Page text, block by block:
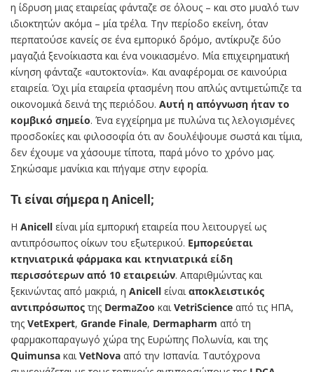
η ίδρυση μιας εταιρείας φάνταζε σε όλους – και στο μυαλό των
ιδιοκτητών ακόμα – μία τρέλα. Την περίοδο εκείνη, όταν
περπατούσε κανείς σε ένα εμπορικό δρόμο, αντίκρυζε δύο
μαγαζιά ξενοίκιαστα και ένα νοικιασμένο. Μία επιχειρηματική
κίνηση φάνταζε «αυτοκτονία». Και αναφέρομαι σε καινούρια
εταιρεία. Όχι μία εταιρεία φτασμένη που απλώς αντιμετώπιζε τα
οικονομικά δεινά της περιόδου. Αυτή η απόγνωση ήταν το
κομβικό σημείο. Ένα εγχείρημα με πυλώνα τις λελογισμένες
προσδοκίες και φιλοσοφία ότι αν δουλέψουμε σωστά και τίμια,
δεν έχουμε να χάσουμε τίποτα, παρά μόνο το χρόνο μας.
Σηκώσαμε μανίκια και πήγαμε στην εφορία.
Τι είναι σήμερα η Anicell;
Η Anicell είναι μία εμπορική εταιρεία που λειτουργεί ως
αντιπρόσωπος οίκων του εξωτερικού. Εμπορεύεται
κτηνιατρικά φάρμακα και κτηνιατρικά είδη
περισσότερων από 10 εταιρειών. Απαριθμώντας και
ξεκινώντας από μακριά, η Anicell είναι αποκλειστικός
αντιπρόσωπος της DermaZoo και VetriScience από τις ΗΠΑ,
της VetExpert, Grande Finale, Dermapharm από τη
φαρμακοπαραγωγό χώρα της Ευρώπης Πολωνία, και της
Quimunsa και VetNova από την Ισπανία. Ταυτόχρονα